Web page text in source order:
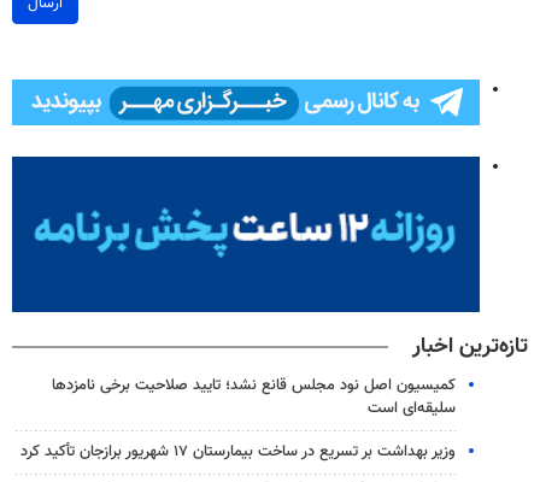
تازه‌ترین اخبار
کمیسیون اصل نود مجلس قانع نشد؛ تایید صلاحیت برخی نامزدها
سلیقه‌ای است
وزیر بهداشت بر تسریع در ساخت بیمارستان ۱۷ شهریور برازجان تأکید کرد